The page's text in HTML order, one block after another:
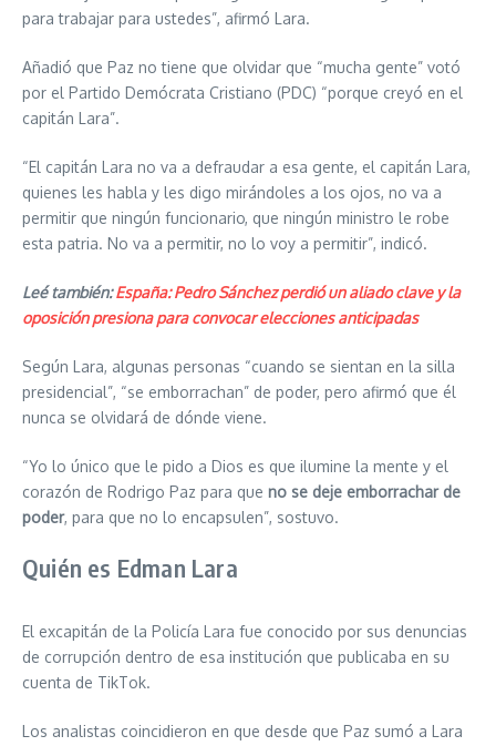
para trabajar para ustedes”, afirmó Lara.
Añadió que Paz no tiene que olvidar que “mucha gente” votó
por el Partido Demócrata Cristiano (PDC) “porque creyó en el
capitán Lara”.
“El capitán Lara no va a defraudar a esa gente, el capitán Lara,
quienes les habla y les digo mirándoles a los ojos, no va a
permitir que ningún funcionario, que ningún ministro le robe
esta patria. No va a permitir, no lo voy a permitir”, indicó.
Leé también:España: Pedro Sánchez perdió un aliado clave y la
oposición presiona para convocar elecciones anticipadas
Según Lara, algunas personas “cuando se sientan en la silla
presidencial”, “se emborrachan” de poder, pero afirmó que él
nunca se olvidará de dónde viene.
“Yo lo único que le pido a Dios es que ilumine la mente y el
corazón de Rodrigo Paz para que no se deje emborrachar de
poder, para que no lo encapsulen”, sostuvo.
Quién es Edman Lara
El excapitán de la Policía Lara fue conocido por sus denuncias
de corrupción dentro de esa institución que publicaba en su
cuenta de TikTok.
Los analistas coincidieron en que desde que Paz sumó a Lara